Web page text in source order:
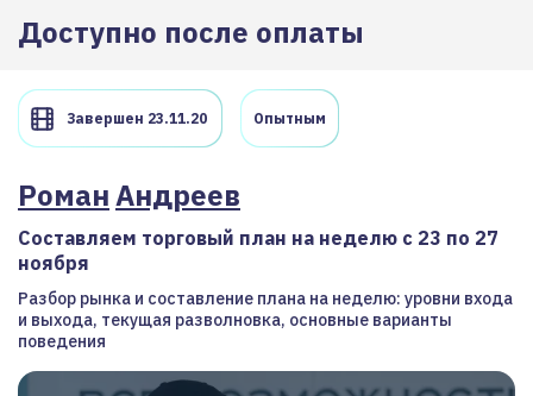
Доступно после оплаты
Завершен 23.11.20 Опытным
РоманАндреев
Составляем торговый план на неделю с 23 по 27
ноября
Разбор рынка и составление плана на неделю: уровни входа
и выхода, текущая разволновка, основные варианты
поведения